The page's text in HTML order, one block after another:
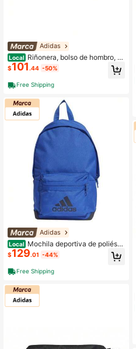
Adidas
Local Riñonera, bolso de hombro, b
olso bandolera de poliéster Adidas,
gris regular unisex
$101.44 -50%
Free Shipping
Adidas
Local Mochila deportiva de poliéste
r Adidas, azul regular, unisex
$129.01 -44%
Free Shipping